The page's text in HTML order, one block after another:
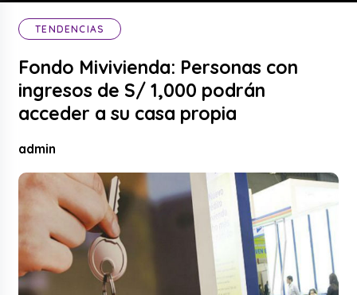
TENDENCIAS
Fondo Mivivienda: Personas con
ingresos de S/ 1,000 podrán
acceder a su casa propia
admin